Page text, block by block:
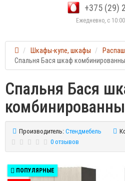
+375 (29)
Ежедневно, с
Шкафы-купе, шкафы
Спальня Бася шкаф
Спальня Бася
Производитель: Стендмебель
0 отзывов
ПОПУЛЯРНЫЕ